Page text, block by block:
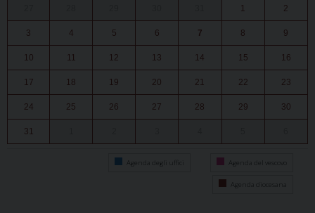
1 2
3 4 5 6 7 8 9
10 11 12 13 14 15 16
17 18 19 20 21 22 23
24 25 26 27 28 29 30
31
Agenda degli uffici Agenda del vescovo
Agenda diocesana